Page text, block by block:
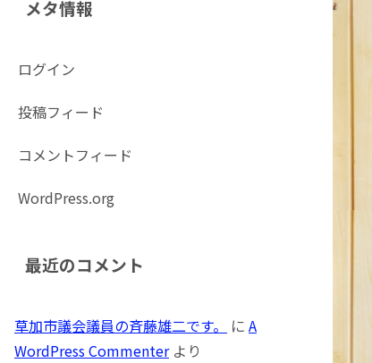
メタ情報
ログイン
投稿フィード
コメントフィード
WordPress.org
最近のコメント
草加市議会議員の斉藤雄二です。 に A
WordPress Commenterより